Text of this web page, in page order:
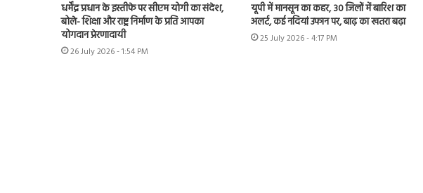
धर्मेंद्र प्रधान के इस्तीफे पर सीएम योगी का संदेश,
बोले- शिक्षा और राष्ट्र निर्माण के प्रति आपका
योगदान प्रेरणादायी
26 July 2026 - 1:54 PM
यूपी में मानसून का कहर, 30 जिलों में बारिश का
अलर्ट, कई नदियां उफान पर, बाढ़ का खतरा बढ़ा
25 July 2026 - 4:17 PM